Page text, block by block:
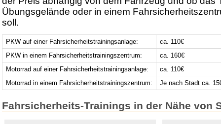
Übungsgelände oder in einem
soll.
PKW auf einer Fahrsicherheitstrainingsanlage:
ca. 110€
PKW in einem Fahrsicherheitstrainingszentrum:
ca. 160€
Motorrad auf einer Fahrsicherheitstrainingsanlage:
ca. 110€
Motorrad in einem Fahrsicherheitstrainingszentrum:
Je nach Stadt ca.
Fahrsicherheits-Trainings in der Nähe von